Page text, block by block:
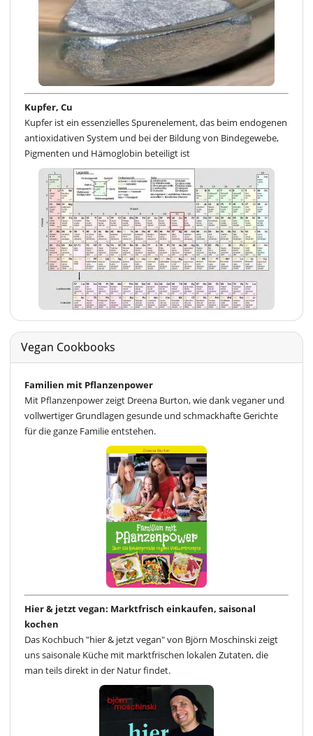
Kupfer, Cu
Kupfer ist ein essenzielles Spurenelement, das beim endogenen
antioxidativen System und bei der Bildung von Bindegewebe,
Pigmenten und Hämoglobin beteiligt ist
Vegan Cookbooks
Familien mit Pflanzenpower
Mit Pflanzenpower zeigt Dreena Burton, wie dank veganer und
vollwertiger Grundlagen gesunde und schmackhafte Gerichte
für die ganze Familie entstehen.
Hier & jetzt vegan: Marktfrisch einkaufen, saisonal
kochen
Das Kochbuch "hier & jetzt vegan" von Björn Moschinski zeigt
uns saisonale Küche mit marktfrischen lokalen Zutaten, die
man teils direkt in der Natur findet.